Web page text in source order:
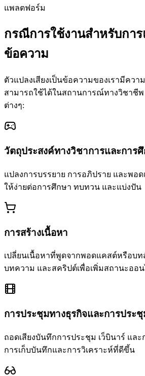
แพลตฟอร์ม
กรณีการใช้งานสำหรับการ
ข้อความ
ตัวแปลงเสียงเป็นข้อความของเรามีควา
สามารถใช้ได้ในสถานการณ์ทางวิชาชี
ต่างๆ:
วัตถุประสงค์ทางวิชาการและการ
แปลงการบรรยาย การอภิปราย และพอ
ให้ง่ายต่อการศึกษา ทบทวน และแบ่งปัน
การสร้างเนื้อหา
เปลี่ยนเนื้อหาที่พูดจากพอดแคสต์หรือบ
บทความ และสคริปต์เพื่อเพิ่มสถานะออ
การประชุมทางธุรกิจและการประ
ถอดเสียงบันทึกการประชุม เว็บินาร์ แล
การเก็บบันทึกและการวิเคราะห์ที่ดีขึ้น